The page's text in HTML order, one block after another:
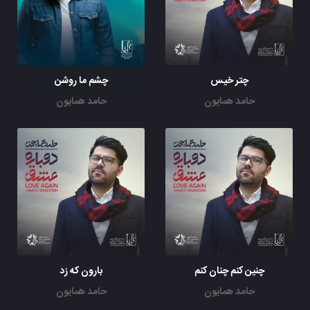
چتر خیس
حامد همایون
چشم ما روشن
حامد همایون
چنین کنم چنان کنم
حامد همایون
بارون که زد
حامد همایون